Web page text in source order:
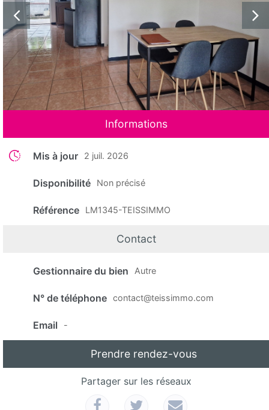
Informations
Mis à jour 2 juil. 2026
Disponibilité Non précisé
Référence LM1345-TEISSIMMO
Contact
Gestionnaire du bien Autre
N° de téléphone contact@teissimmo.com
Email -
Prendre rendez-vous
Partager sur les réseaux